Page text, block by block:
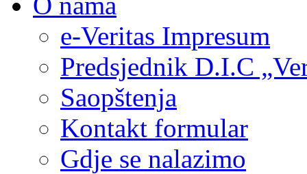
e-Veritas Impresum
Predsjednik D.I.C
Saopštenja
Kontakt formular
Gdje se nalazimo